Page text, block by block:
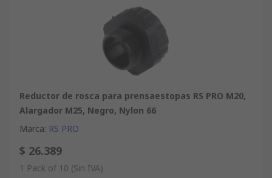
Reductor de rosca para prensaestopas RS PRO M20,
Alargador M25, Negro, Nylon 66
Marca: RS PRO
$ 26.389
1 Pack of 10 (Sin IVA)